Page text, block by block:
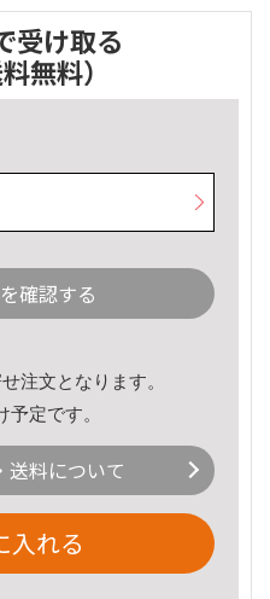
受け取る
料無料）
確認する
注文となります。
予定です。
送料について
入れる